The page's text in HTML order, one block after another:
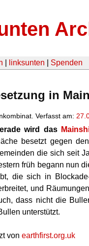
linksunten Spenden
in
Verfasst am:
wird das
besetzt gegen
die sich seit
früh begann nun
die sich in
und
dass nicht die
unterstützt.
von earthfirst.org.uk